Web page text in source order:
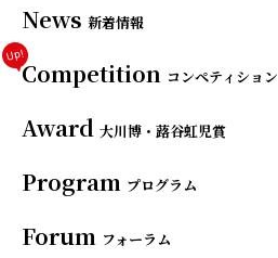
News 新着情報
Competition コンペティション
Up!
Award 大川博・蕗谷虹児賞
Program プログラム
Forum フォーラム